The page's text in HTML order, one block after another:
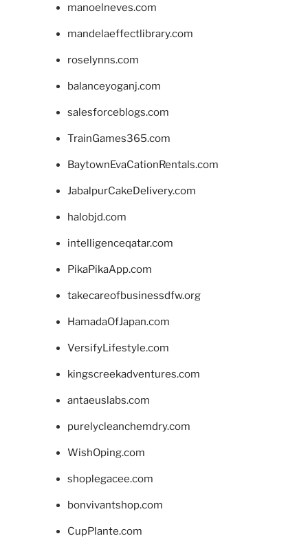
manoelneves.com
mandelaeffectlibrary.com
roselynns.com
balanceyoganj.com
salesforceblogs.com
TrainGames365.com
BaytownEvaCationRentals.com
JabalpurCakeDelivery.com
halobjd.com
intelligenceqatar.com
PikaPikaApp.com
takecareofbusinessdfw.org
HamadaOfJapan.com
VersifyLifestyle.com
kingscreekadventures.com
antaeuslabs.com
purelycleanchemdry.com
WishOping.com
shoplegacee.com
bonvivantshop.com
CupPlante.com